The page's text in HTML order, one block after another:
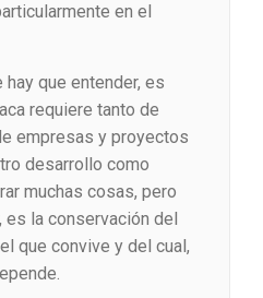
en el
que entender, es
requiere tanto de
empresas y proyectos
desarrollo como
muchas cosas, pero
es la conservación del
que convive y del cual,